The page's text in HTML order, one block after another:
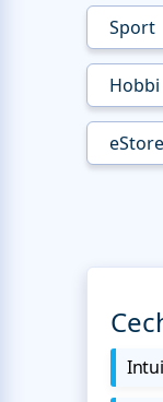
Sport
Hobbi
eStore